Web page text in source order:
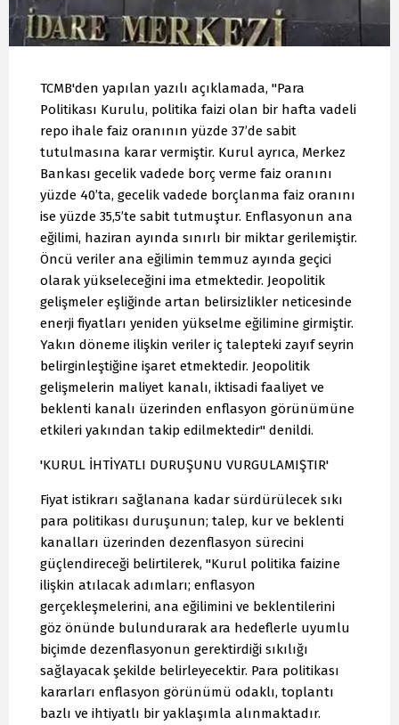
TCMB'den yapılan yazılı açıklamada, "Para
Politikası Kurulu, politika faizi olan bir hafta vadeli
repo ihale faiz oranının yüzde 37’de sabit
tutulmasına karar vermiştir. Kurul ayrıca, Merkez
Bankası gecelik vadede borç verme faiz oranını
yüzde 40’ta, gecelik vadede borçlanma faiz oranını
ise yüzde 35,5’te sabit tutmuştur. Enflasyonun ana
eğilimi, haziran ayında sınırlı bir miktar gerilemiştir.
Öncü veriler ana eğilimin temmuz ayında geçici
olarak yükseleceğini ima etmektedir. Jeopolitik
gelişmeler eşliğinde artan belirsizlikler neticesinde
enerji fiyatları yeniden yükselme eğilimine girmiştir.
Yakın döneme ilişkin veriler iç talepteki zayıf seyrin
belirginleştiğine işaret etmektedir. Jeopolitik
gelişmelerin maliyet kanalı, iktisadi faaliyet ve
beklenti kanalı üzerinden enflasyon görünümüne
etkileri yakından takip edilmektedir" denildi.
'KURUL İHTİYATLI DURUŞUNU VURGULAMIŞTIR'
Fiyat istikrarı sağlanana kadar sürdürülecek sıkı
para politikası duruşunun; talep, kur ve beklenti
kanalları üzerinden dezenflasyon sürecini
güçlendireceği belirtilerek, "Kurul politika faizine
ilişkin atılacak adımları; enflasyon
gerçekleşmelerini, ana eğilimini ve beklentilerini
göz önünde bulundurarak ara hedeflerle uyumlu
biçimde dezenflasyonun gerektirdiği sıkılığı
sağlayacak şekilde belirleyecektir. Para politikası
kararları enflasyon görünümü odaklı, toplantı
bazlı ve ihtiyatlı bir yaklaşımla alınmaktadır.